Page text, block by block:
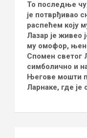
То последње
је потврђивао
распећем коју
Лазар је живео
му омофор,
Спомен светог
симболично и
Његове мошти
Ларнаке, где је